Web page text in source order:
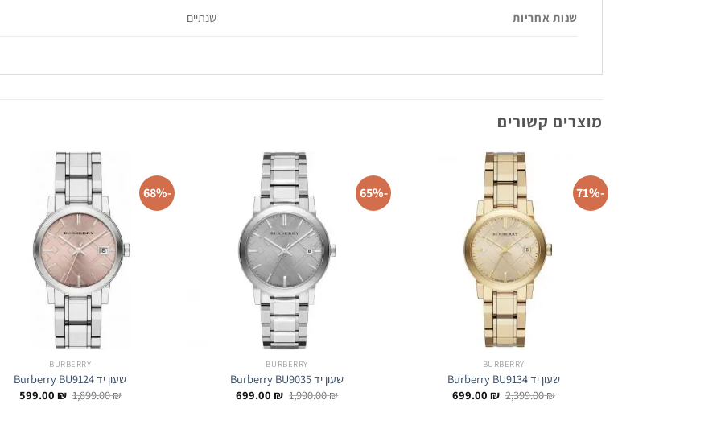
שנות אחריות שנתיים
מוצרים קשורים
-71%
BURBERRY
שעון יד Burberry BU9134
2,399.00₪ המחיר
המקורי
699.00 ₪ המחיר
-65%
BURBERRY
שעון יד Burberry BU9035
1,990.00₪ המחיר
המקורי
699.00 ₪ המחיר
-68%
BURBERRY
שעון יד Burberry BU9124
1,899.00₪ המחיר
המקורי
599.00 ₪